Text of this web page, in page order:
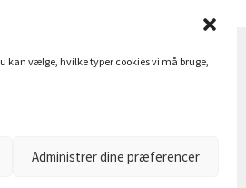
kan vælge, hvilke typer cookies vi må bruge,
Administrer dine præferencer